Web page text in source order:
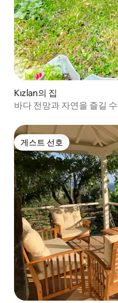
Kızlan의 집
바다 전망과 자연을 즐길
게스트 선호
게스트 선호